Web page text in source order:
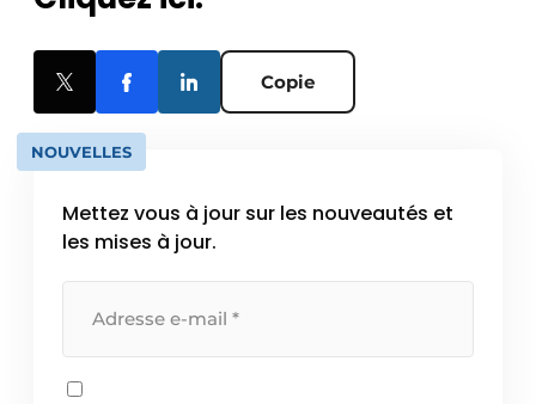
Copie
NOUVELLES
Mettez vous à jour sur les nouveautés et
les mises à jour.